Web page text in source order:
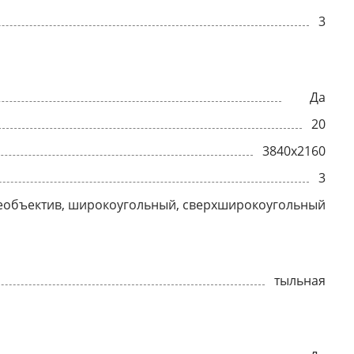
3
Да
20
3840x2160
3
широкоугольный, сверхширокоугольный
тыльная